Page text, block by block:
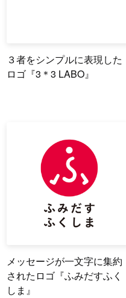
３者をシンプルに表現した
ロゴ『3＊3 LABO』
メッセージが一文字に集約
されたロゴ『ふみだすふく
しま』